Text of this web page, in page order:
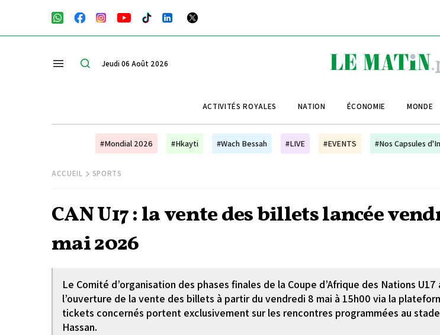
Jeudi 06 Août 2026
ACTIVITÉS ROYALES NATION ÉCONOMIE MONDE
#Mondial 2026 #Hkayti #Wach Bessah #LIVE #EVENTS #Nos Capsules
ACCUEIL SPORTS
CAN U17 : la vente des billets lancée
mai 2026
Le Comité d’organisation des phases finales de la Coupe d’Afrique des Nations U17
l’ouverture de la vente des billets à partir du vendredi 8 mai à 15h00 via la
tickets concernés portent exclusivement sur les rencontres programmées au
Hassan.